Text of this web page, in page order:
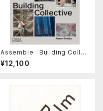
Assemble : Building Collec
tive
¥12,100